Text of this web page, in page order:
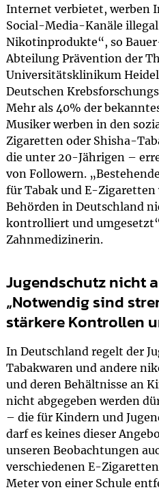
Internet verbietet, werben
Social-Media-Kanäle
Nikotinprodukte“, so
Abteilung Prävention der
Universitätsklinikum
Deutschen
Mehr als 40% der
Musiker werben in den
Zigaretten oder Shisha-
die unter 20-Jährigen –
von Followern.
für Tabak und E-Zigaretten
Behörden in Deutschland
kontrolliert und
Zahnmedizinerin.
Jugendschutz nicht
„Notwendig sind
stärkere Kontrollen
In Deutschland regelt der
Tabakwaren und andere
und deren Behältnisse an
nicht abgegeben werden
– die für Kindern und
darf es keines dieser
unseren Beobachtungen
verschiedenen E-
Meter von einer Schule